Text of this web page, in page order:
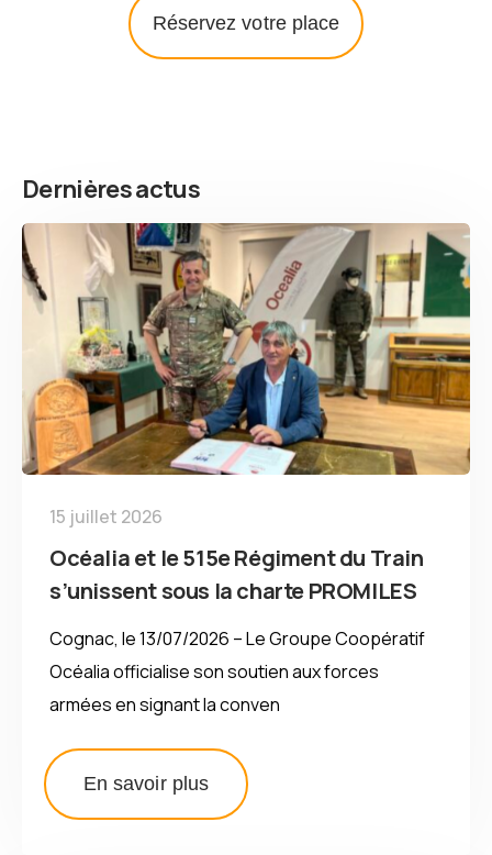
Réservez votre place
Dernières actus
15 juillet 2026
Océalia et le 515e Régiment du Train
s’unissent sous la charte PROMILES
Cognac, le 13/07/2026 – Le Groupe Coopératif
Océalia officialise son soutien aux forces
armées en signant la conven
En savoir plus